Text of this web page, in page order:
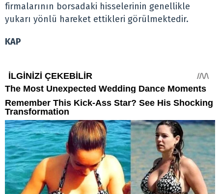
firmalarının borsadaki hisselerinin genellikle
yukarı yönlü hareket ettikleri görülmektedir.
KAP